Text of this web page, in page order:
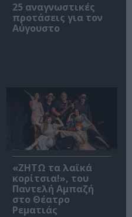
25 αναγνωστικές
προτάσεις για τον
Αύγουστο
«ΖΗΤΩ τα λαϊκά
κορίτσια!», του
Παντελή Αμπαζή
στο Θέατρο
Ρεματιάς